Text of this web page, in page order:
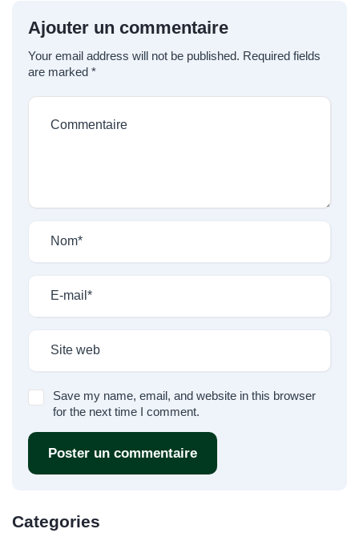
Ajouter un commentaire
Your email address will not be published. Required fields
are marked *
Save my name, email, and website in this browser
for the next time I comment.
Poster un commentaire
Categories